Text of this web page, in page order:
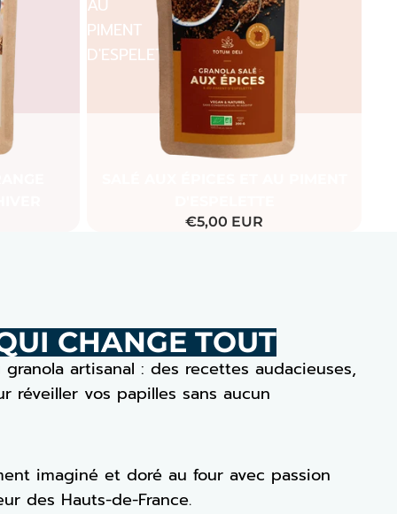
AU
PIMENT
D'ESPELETTE
€5,00 EUR
CHANGE TOUT
artisanal : des recettes audacieuses,
réveiller vos papilles sans aucun
imaginé et doré au four avec passion
des Hauts-de-France.